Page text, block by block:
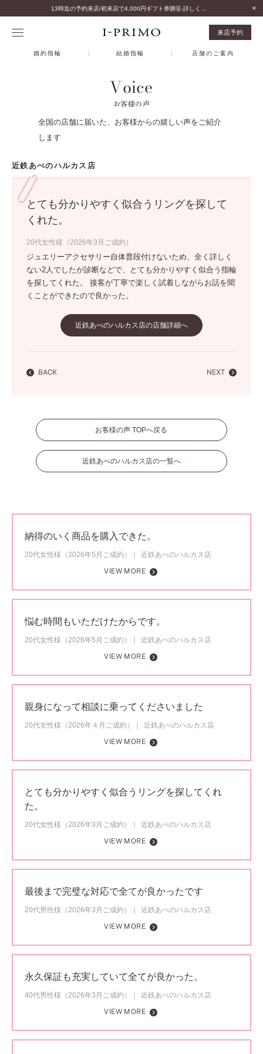
来店予約
婚約指輪 結婚指輪 店舗のご案内
Voice
お客様の声
全国の店舗に届いた、お客様からの嬉しい声をご紹介
します
近鉄あべのハルカス店
とても分かりやすく似合うリングを探して
くれた。
20代女性様（2026年3月ご成約）
ジュエリーアクセサリー自体普段付けないため、全く詳しく
ない2人でしたが診断などで、とても分かりやすく似合う指輪
を探してくれた。 接客が丁寧で楽しく試着しながらお話を聞
くことができたので良かった。
近鉄あべのハルカス店の店舗詳細へ
BACK NEXT
お客様の声 TOPへ戻る
近鉄あべのハルカス店の一覧へ
納得のいく商品を購入できた。
20代女性様（2026年5月ご成約）
近鉄あべのハルカス店
VIEW MORE
悩む時間もいただけたからです。
20代女性様（2026年5月ご成約）
近鉄あべのハルカス店
VIEW MORE
親身になって相談に乗ってくださいました
20代女性様（2026年４月ご成約）
近鉄あべのハルカス店
VIEW MORE
とても分かりやすく似合うリングを探してくれ
た。
20代女性様（2026年3月ご成約）
近鉄あべのハルカス店
VIEW MORE
最後まで完璧な対応で全てが良かったです
20代男性様（2026年3月ご成約）
近鉄あべのハルカス店
VIEW MORE
永久保証も充実していて全てが良かった。
40代男性様（2026年3月ご成約）
近鉄あべのハルカス店
VIEW MORE